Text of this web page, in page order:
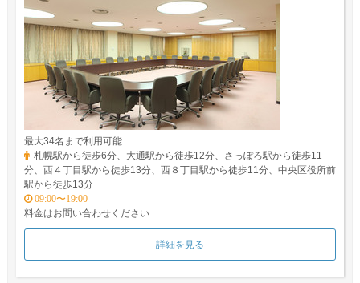
最大34名まで利用可能
札幌駅から徒歩6分、大通駅から徒歩12分、さっぽろ駅から徒歩11
分、西４丁目駅から徒歩13分、西８丁目駅から徒歩11分、中央区役所前
駅から徒歩13分
09:00〜19:00
料金はお問い合わせください
詳細を見る